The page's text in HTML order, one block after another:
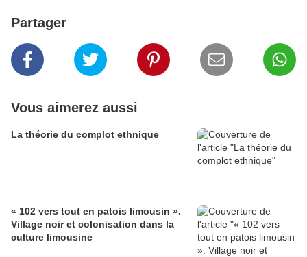
Partager
Vous aimerez aussi
La théorie du complot ethnique
« 102 vers tout en patois limousin ».
Village noir et colonisation dans la
culture limousine